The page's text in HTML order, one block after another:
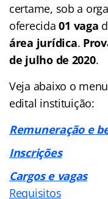
certame, sob a
oferecida01 vaga
área jurídica.
de julho de 2020.
Veja abaixo o
edital instituição:
Remuneração e
Inscrições
Cargos e vagas
Requisitos